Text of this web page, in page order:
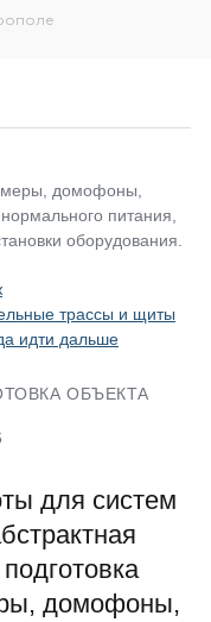
домофоны,
питания,
оборудования.
трассы и щиты
идти дальше
ОБЪЕКТА
для систем
домофоны,